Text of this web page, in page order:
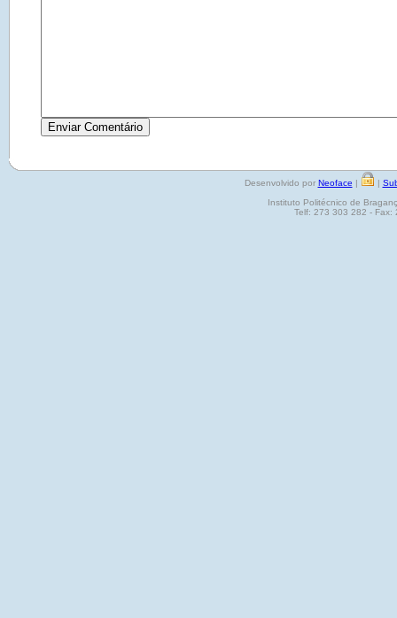
Desenvolvido por Neoface | |
Instituto Politécnico de
Telf: 273 303 282 - Fax: